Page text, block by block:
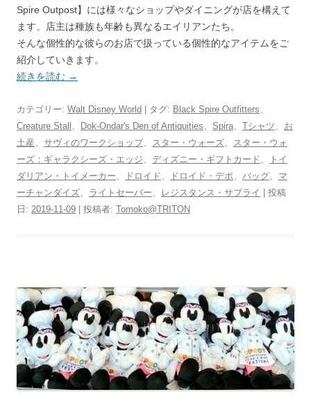
Spire Outpost】には様々なショップやダイニングが店を構えて
ます。店主は種族も年齢も異なるエイリアンたち。
そんな個性的な彼らのお店で扱っている個性的なアイテムをご
紹介していきます。
続きを読む →
カテゴリー: Walt Disney World | タグ: Black Spire Outfitters、
Creature Stall 、 Dok-Ondar's Den of Antiquities、 Spira、 Tシャツ、 お
土産、 サヴィのワークショップ、 スター・ウォーズ、 スター・ウォ
ーズ：ギャラクシーズ・エッジ、 ディズニー・ギフトカード 、
トイ
ダリアン・トイメーカー、 ドロイド 、 ドロイド・デポ、 バッグ、 マ
ーチャンダイズ、 ライトセーバー、 レジスタンス・サプライ
| 投稿
日: 2019-11-09 投稿者: Tomoko@TRITON